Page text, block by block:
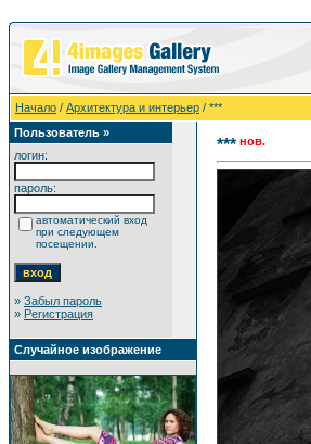
Начало / Архитектура и интерьер / ***
Пользователь »
логин:
пароль:
автоматический вход
при следующем
посещении.
» Забыл пароль
» Регистрация
Случайное изображение
*** нов.